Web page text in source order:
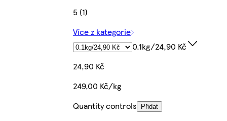
5 (1)
Více z kategorie
0.1kg/24,90 Kč
24,90 Kč
249,00 Kč/kg
Quantity controls
Přidat